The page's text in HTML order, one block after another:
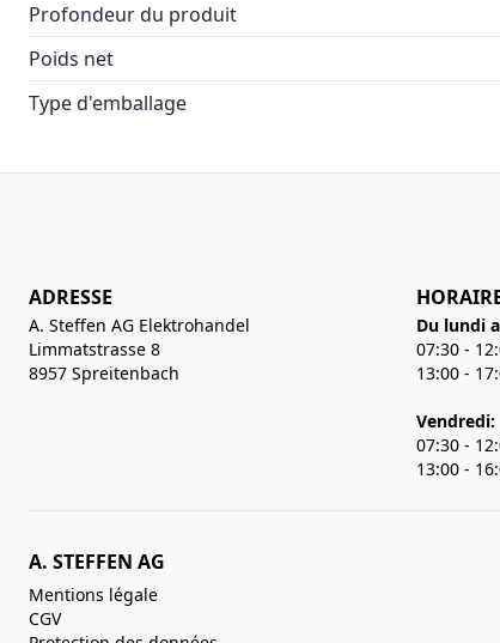
Profondeur du produit
Poids net
Type d'emballage
ADRESSE
A. Steffen AG Elektrohandel
Limmatstrasse 8
8957 Spreitenbach
Du lundi
07:30 -
13:00 -
Vendredi:
07:30 -
13:00 -
A. STEFFEN AG
Mentions légale
CGV